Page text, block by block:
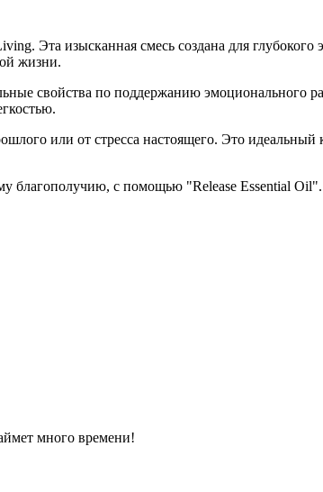
Эта изысканная смесь создана для
жизни.
свойства по поддержанию эмоционального
или от стресса настоящего. Это
благополучию, с помощью "Release Essential
много времени!